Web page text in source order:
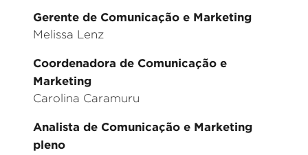
Gerente de Comunicação e Marketing
Melissa Lenz
Coordenadora de Comunicação e
Marketing
Carolina Caramuru
Analista de Comunicação e Marketing
pleno